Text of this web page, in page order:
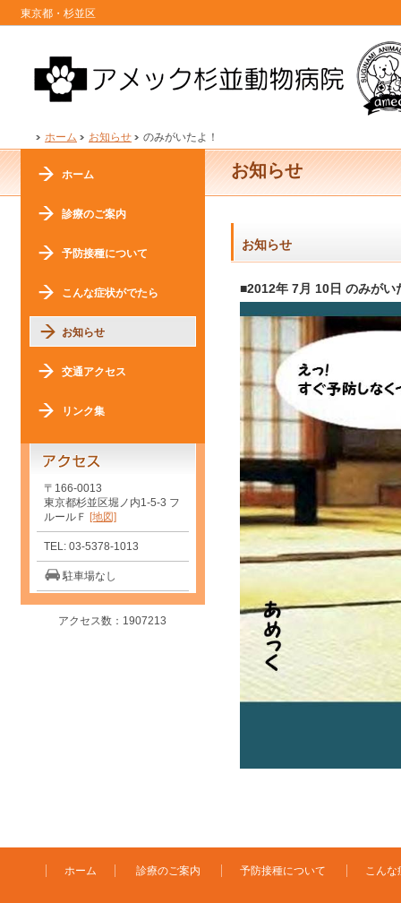
東京都・杉並区
ホーム お知らせ のみがいたよ！
お知らせ
お知らせ
■2012年 7月 10日 のみがい
ホーム
診療のご案内
予防接種について
こんな症状がでたら
お知らせ
交通アクセス
リンク集
〒166-0013
東京都杉並区堀ノ内1-5-3 フ
ルールＦ [地図]
TEL: 03-5378-1013
駐車場なし
アクセス数：1907213
ホーム 診療のご案内 予防接種について こん